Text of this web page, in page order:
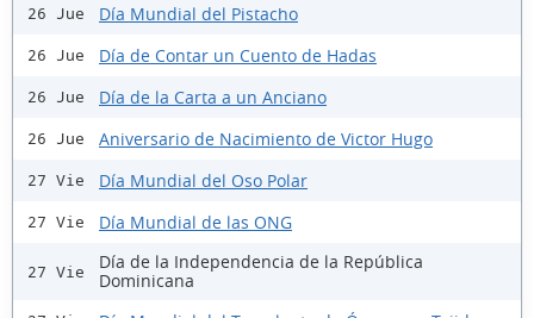
26 Jue Día Mundial del Pistacho
26 Jue Día de Contar un Cuento de Hadas
26 Jue Día de la Carta a un Anciano
26 Jue Aniversario de Nacimiento de Victor Hugo
27 Vie Día Mundial del Oso Polar
27 Vie Día Mundial de las ONG
27 Vie
Día de la Independencia de la República
Dominicana